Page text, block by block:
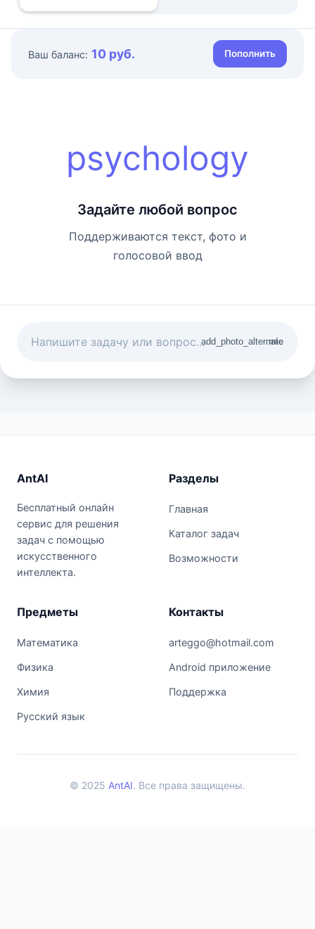
Ваш баланс: 10 руб. Пополнить
psychology
Задайте любой вопрос
Поддерживаются текст, фото и
голосовой ввод
add_photo_alternate
mic
AntAI
Бесплатный онлайн
сервис для решения
задач с помощью
искусственного
интеллекта.
Разделы
Главная
Каталог задач
Возможности
Предметы
Математика
Физика
Химия
Русский язык
Контакты
arteggo@hotmail.com
Android приложение
Поддержка
© 2025 AntAI. Все права защищены.